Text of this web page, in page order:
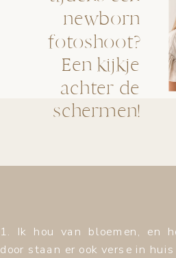
newborn
fotoshoot?
Een kijkje
achter de
schermen!
1. Ik hou van bloemen, en
door staan er ook verse in huis